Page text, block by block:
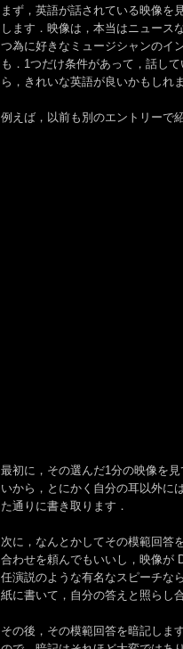
まず，英語が話されている映像を
します．映像は，本当はニュース
つ為に好きなミュージシャンのイ
も．1つだけ条件があって，話し
ら，きれいな英語が良いかもしれ
例えば，以前も別のエントリーで
最初に，その選んだ1分の映像を
いから，とにかく自分の耳以外に
た通りに書き取ります．
次に，なんとかしてその模範回答
合わせを頼んでもいいし，映像が
任演説のような有名なスピーチな
紙に書いて，自分の答えと照らし
その後，その模範回答を暗記しま